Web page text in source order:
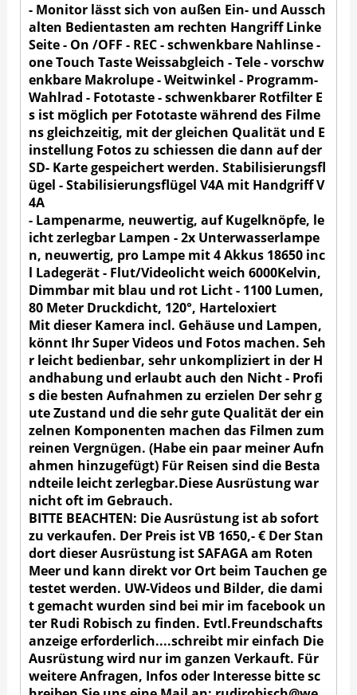
- Monitor lässt sich von außen Ein- und Aussch
alten Bedientasten am rechten Hangriff Linke
Seite - On /OFF - REC - schwenkbare Nahlinse -
one Touch Taste Weissabgleich - Tele - vorschw
enkbare Makrolupe - Weitwinkel - Programm-
Wahlrad - Fototaste - schwenkbarer Rotfilter E
s ist möglich per Fototaste während des Filme
ns gleichzeitig, mit der gleichen Qualität und E
instellung Fotos zu schiessen die dann auf der
SD- Karte gespeichert werden. Stabilisierungsfl
ügel - Stabilisierungsflügel V4A mit Handgriff V
4A
- Lampenarme, neuwertig, auf Kugelknöpfe, le
icht zerlegbar Lampen - 2x Unterwasserlampe
n, neuwertig, pro Lampe mit 4 Akkus 18650 inc
l Ladegerät - Flut/Videolicht weich 6000Kelvin,
Dimmbar mit blau und rot Licht - 1100 Lumen,
80 Meter Druckdicht, 120°, Harteloxiert
Mit dieser Kamera incl. Gehäuse und Lampen,
könnt Ihr Super Videos und Fotos machen. Seh
r leicht bedienbar, sehr unkompliziert in der H
andhabung und erlaubt auch den Nicht - Profi
s die besten Aufnahmen zu erzielen Der sehr g
ute Zustand und die sehr gute Qualität der ein
zelnen Komponenten machen das Filmen zum
reinen Vergnügen. (Habe ein paar meiner Aufn
ahmen hinzugefügt) Für Reisen sind die Besta
ndteile leicht zerlegbar.Diese Ausrüstung war
nicht oft im Gebrauch.
BITTE BEACHTEN: Die Ausrüstung ist ab sofort
zu verkaufen. Der Preis ist VB 1650,- € Der Stan
dort dieser Ausrüstung ist SAFAGA am Roten
Meer und kann direkt vor Ort beim Tauchen ge
testet werden. UW-Videos und Bilder, die dami
t gemacht wurden sind bei mir im facebook un
ter Rudi Robisch zu finden. Evtl.Freundschafts
anzeige erforderlich....schreibt mir einfach Die
Ausrüstung wird nur im ganzen Verkauft. Für
weitere Anfragen, Infos oder Interesse bitte sc